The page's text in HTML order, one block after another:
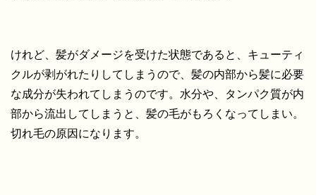
けれど、髪がダメージを受けた状態であると、キューティ
クルが剥がれたりしてしまうので、髪の内部から髪に必要
な成分が失われてしまうのです。水分や、タンパク質が内
部から流出してしまうと、髪の毛がもろくなってしまい。
切れ毛の原因になります。